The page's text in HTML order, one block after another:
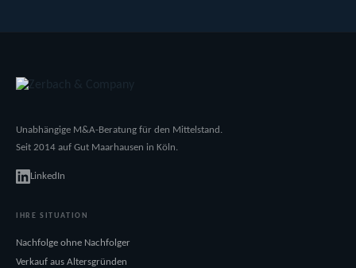
Unabhängige M&A-Beratung für den Mittelstand.
Seit 2014 auf Gut Maarhausen in Köln.
LinkedIn
IHRE SITUATION
Nachfolge ohne Nachfolger
Verkauf aus Altersgründen